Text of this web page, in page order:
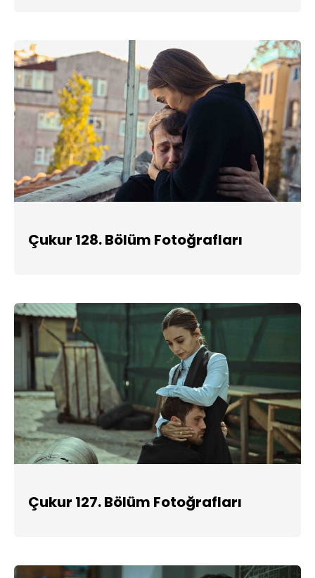
Çukur 128. Bölüm Fotoğrafları
Çukur 127. Bölüm Fotoğrafları